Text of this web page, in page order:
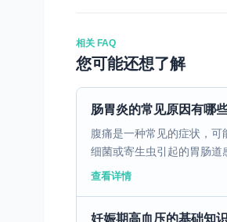
相关 FAQ
您可能还想了解
肠胃炎的常见原因有哪
腹痛是一种常见的症状，可
细菌或寄生虫引起的胃肠道
查看详情
妊娠期高血压的基础知